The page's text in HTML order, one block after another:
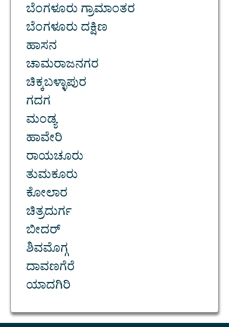
ಬೆಂಗಳೂರು ಗ್ರಾಮಾಂತರ
ಬೆಂಗಳೂರು ದಕ್ಷಿಣ
ಹಾಸನ
ಚಾಮರಾಜನಗರ
ಚಿಕ್ಕಬಳ್ಳಾಪುರ
ಗದಗ
ಮಂಡ್ಯ
ಹಾವೇರಿ
ರಾಯಚೂರು
ತುಮಕೂರು
ಕೋಲಾರ
ಚಿತ್ರದುರ್ಗ
ಬೀದರ್
ಶಿವಮೊಗ್ಗ
ದಾವಣಗೆರೆ
ಯಾದಗಿರಿ